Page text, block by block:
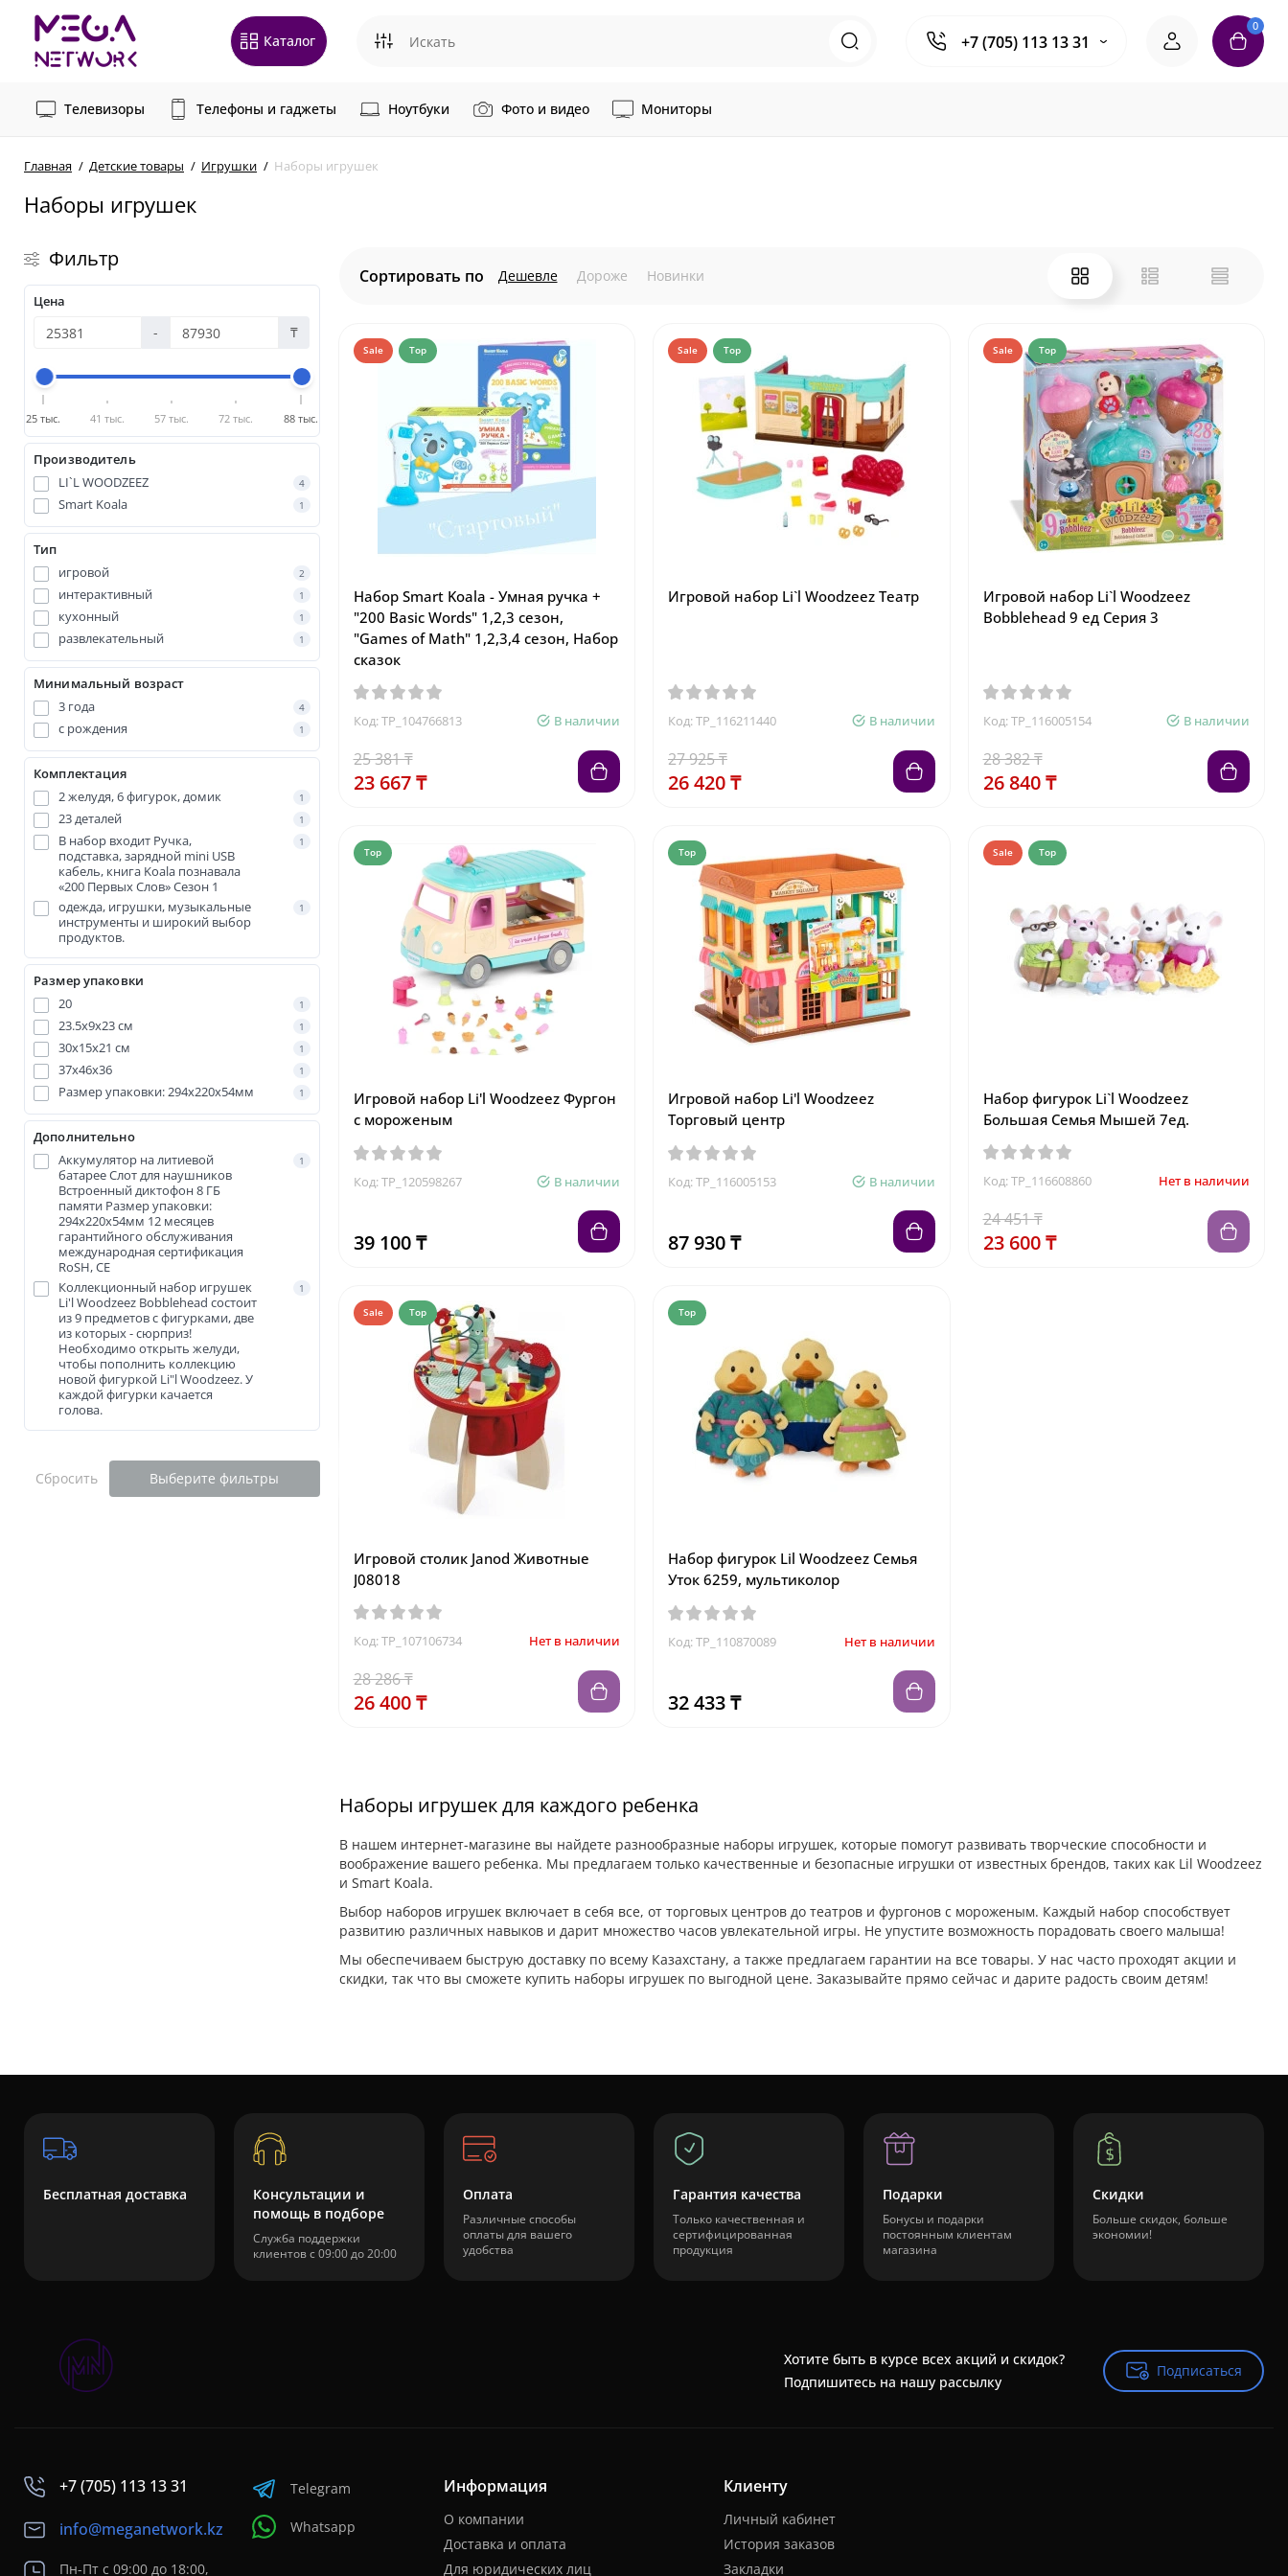
Каталог +7 (705) 113 13 31
0
Телевизоры Телефоны и гаджеты Ноутбуки Фото и видео Мониторы
Главная Детские товары Игрушки Наборы игрушек
Наборы игрушек
Фильтр
Цена
- ₸
25 тыс. 41 тыс. 57 тыс. 72 тыс. 88 тыс.
Производитель
LI`L WOODZEEZ
4
Smart Koala 1
Тип
игровой
2
интерактивный 1
кухонный 1
развлекательный 1
Минимальный возраст
3 года
4
с рождения 1
Комплектация
2 желудя, 6 фигурок, домик
1
23 деталей 1
В набор входит Ручка,
подставка, зарядной mini USB
кабель, книга Koala познавала
«200 Первых Слов» Сезон 1
1
одежда, игрушки, музыкальные
инструменты и широкий выбор
продуктов.
1
Размер упаковки
20
1
23.5x9x23 см 1
30х15х21 см 1
37x46x36 1
Размер упаковки: 294x220x54мм 1
Дополнительно
Аккумулятор на литиевой
батарее Слот для наушников
Встроенный диктофон 8 ГБ
памяти Размер упаковки:
294x220x54мм 12 месяцев
гарантийного обслуживания
международная сертификация
RoSH, CЕ
1
Коллекционный набор игрушек
Li'l Woodzeez Bobblehead состоит
из 9 предметов с фигурками, две
из которых - сюрприз!
Необходимо открыть желуди,
чтобы пополнить коллекцию
новой фигуркой Li"l Woodzeez. У
каждой фигурки качается
голова.
1
Сбросить Выберите фильтры
Сортировать по Дешевле Дороже Новинки
Sale Top
Набор Smart Koala - Умная ручка +
"200 Basic Words" 1,2,3 сезон,
"Games of Math" 1,2,3,4 сезон, Набор
сказок
Код: TP_104766813 В наличии
25 381 ₸
23 667 ₸
Sale Top
Игровой набор Li`l Woodzeez Театр
Код: TP_116211440 В наличии
27 925 ₸
26 420 ₸
Sale Top
Игровой набор Li`l Woodzeez
Bobblehead 9 ед Серия 3
Код: TP_116005154 В наличии
28 382 ₸
26 840 ₸
Top
Игровой набор Li'l Woodzeez Фургон
с мороженым
Код: TP_120598267 В наличии
39 100 ₸
Top
Игровой набор Li'l Woodzeez
Торговый центр
Код: TP_116005153 В наличии
87 930 ₸
Sale Top
Набор фигурок Li`l Woodzeez
Большая Семья Мышей 7ед.
Код: TP_116608860 Нет в наличии
24 451 ₸
23 600 ₸
Sale Top
Игровой столик Janod Животные
J08018
Код: TP_107106734 Нет в наличии
28 286 ₸
26 400 ₸
Top
Набор фигурок Lil Woodzeez Семья
Уток 6259, мультиколор
Код: TP_110870089 Нет в наличии
32 433 ₸
Наборы игрушек для каждого ребенка
В нашем интернет-магазине вы найдете разнообразные наборы игрушек, которые помогут развивать творческие способности и
воображение вашего ребенка. Мы предлагаем только качественные и безопасные игрушки от известных брендов, таких как Lil Woodzeez
и Smart Koala.
Выбор наборов игрушек включает в себя все, от торговых центров до театров и фургонов с мороженым. Каждый набор способствует
развитию различных навыков и дарит множество часов увлекательной игры. Не упустите возможность порадовать своего малыша!
Мы обеспечиваем быструю доставку по всему Казахстану, а также предлагаем гарантии на все товары. У нас часто проходят акции и
скидки, так что вы сможете купить наборы игрушек по выгодной цене. Заказывайте прямо сейчас и дарите радость своим детям!
Бесплатная доставка
Консультации и
помощь в подборе
Служба поддержки
клиентов с 09:00 до 20:00
Оплата
Различные способы
оплаты для вашего
удобства
Гарантия качества
Только качественная и
сертифицированная
продукция
Подарки
Бонусы и подарки
постоянным клиентам
магазина
Скидки
Больше скидок, больше
экономии!
Хотите быть в курсе всех акций и скидок?
Подпишитесь на нашу рассылку
Подписаться
Подписаться
+7 (705) 113 13 31
info@meganetwork.kz
Пн-Пт с 09:00 до 18:00,
Telegram
Whatsapp
Информация
О компании
Доставка и оплата
Для юридических лиц
Клиенту
Личный кабинет
История заказов
Закладки